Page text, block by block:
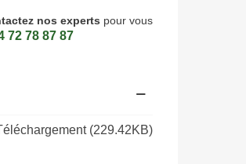
nos experts pour vous
72 78 87 87
(229.42KB)